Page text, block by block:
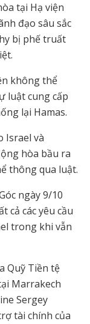
tại Hạ viện
đạo sâu sắc
bị phế truất
không thể
luật cung cấp
lại Hamas.
Israel và
hòa bầu ra
thông qua luật.
ngày 9/10
cả các yêu cầu
trong khi vẫn
Quỹ Tiền tệ
Marrakech
Sergey
tài chính của